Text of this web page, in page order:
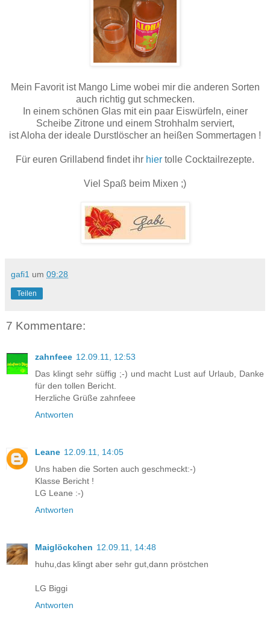
Mein Favorit ist Mango Lime wobei mir die anderen Sorten
auch richtig gut schmecken.
In einem schönen Glas mit ein paar Eiswürfeln, einer
Scheibe Zitrone und einem Strohhalm serviert,
ist Aloha der ideale Durstlöscher an heißen Sommertagen !
Für euren Grillabend findet ihr hier tolle Cocktailrezepte.
Viel Spaß beim Mixen ;)
gafi1 um 09:28
Teilen
7 Kommentare:
zahnfeee 12.09.11, 12:53
Das klingt sehr süffig ;-) und macht Lust auf Urlaub, Danke
für den tollen Bericht.
Herzliche Grüße zahnfeee
Antworten
Leane 12.09.11, 14:05
Uns haben die Sorten auch geschmeckt:-)
Klasse Bericht !
LG Leane :-)
Antworten
Maiglöckchen 12.09.11, 14:48
huhu,das klingt aber sehr gut,dann pröstchen
LG Biggi
Antworten